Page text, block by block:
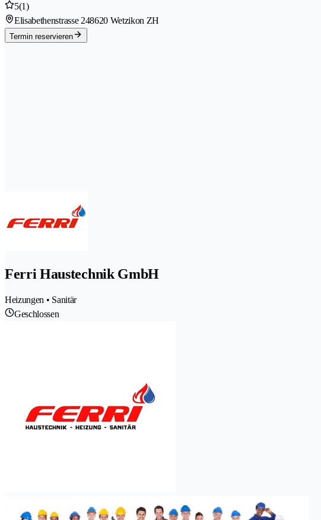
5(1)
Elisabethenstrasse 248620 Wetzikon ZH
Termin reservieren
Ferri Haustechnik GmbH
Heizungen • Sanitär
Geschlossen